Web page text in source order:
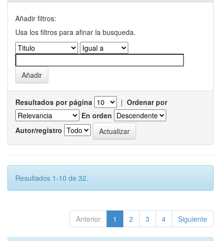
Añadir filtros:
Usa los filtros para afinar la busqueda.
Resultados por página | Ordenar por
En orden
Autor/registro
Resultados 1-10 de 32.
Anterior 1 2 3 4 Siguiente